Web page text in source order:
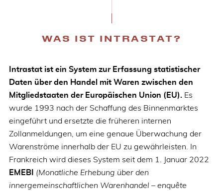
WAS IST INTRASTAT?
Intrastat ist ein System zur Erfassung statistischer
Daten über den Handel mit Waren zwischen den
Mitgliedstaaten der Europäischen Union (EU).Es
wurde 1993 nach der Schaffung des Binnenmarktes
eingeführt und ersetzte die früheren internen
Zollanmeldungen, um eine genaue Überwachung der
Warenströme innerhalb der EU zu gewährleisten. In
Frankreich wird dieses System seit dem 1. Januar 2022
EMEBI
(Monatliche Erhebung über den
innergemeinschaftlichen Warenhandel – enquête